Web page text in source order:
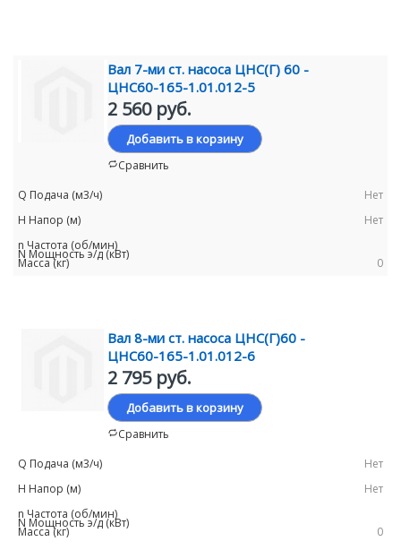
Вал 7-ми ст. насоса ЦНС(Г) 60 -
ЦНС60-165-1.01.012-5
2 560 руб.
Добавить в корзину
Сравнить
Нет
Нет
0
Вал 8-ми ст. насоса ЦНС(Г)60 -
ЦНС60-165-1.01.012-6
2 795 руб.
Добавить в корзину
Сравнить
Нет
Нет
0